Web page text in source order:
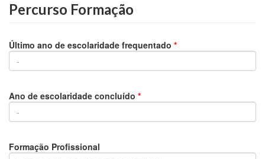
Percurso Formação
Último ano de escolaridade frequentado *
Ano de escolaridade concluído *
Formação Profissional